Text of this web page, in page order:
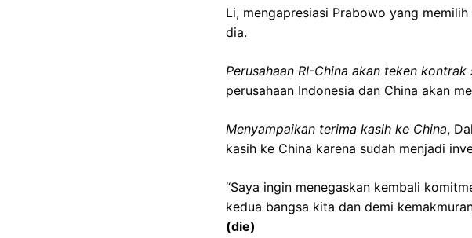
Li, mengapresiasi Prabowo yang
dia.
Perusahaan RI-China akan teken kontrak
perusahaan Indonesia dan China akan
Menyampaikan terima kasih ke China,
kasih ke China karena sudah menjadi
“Saya ingin menegaskan kembali
kedua bangsa kita dan demi
(die)